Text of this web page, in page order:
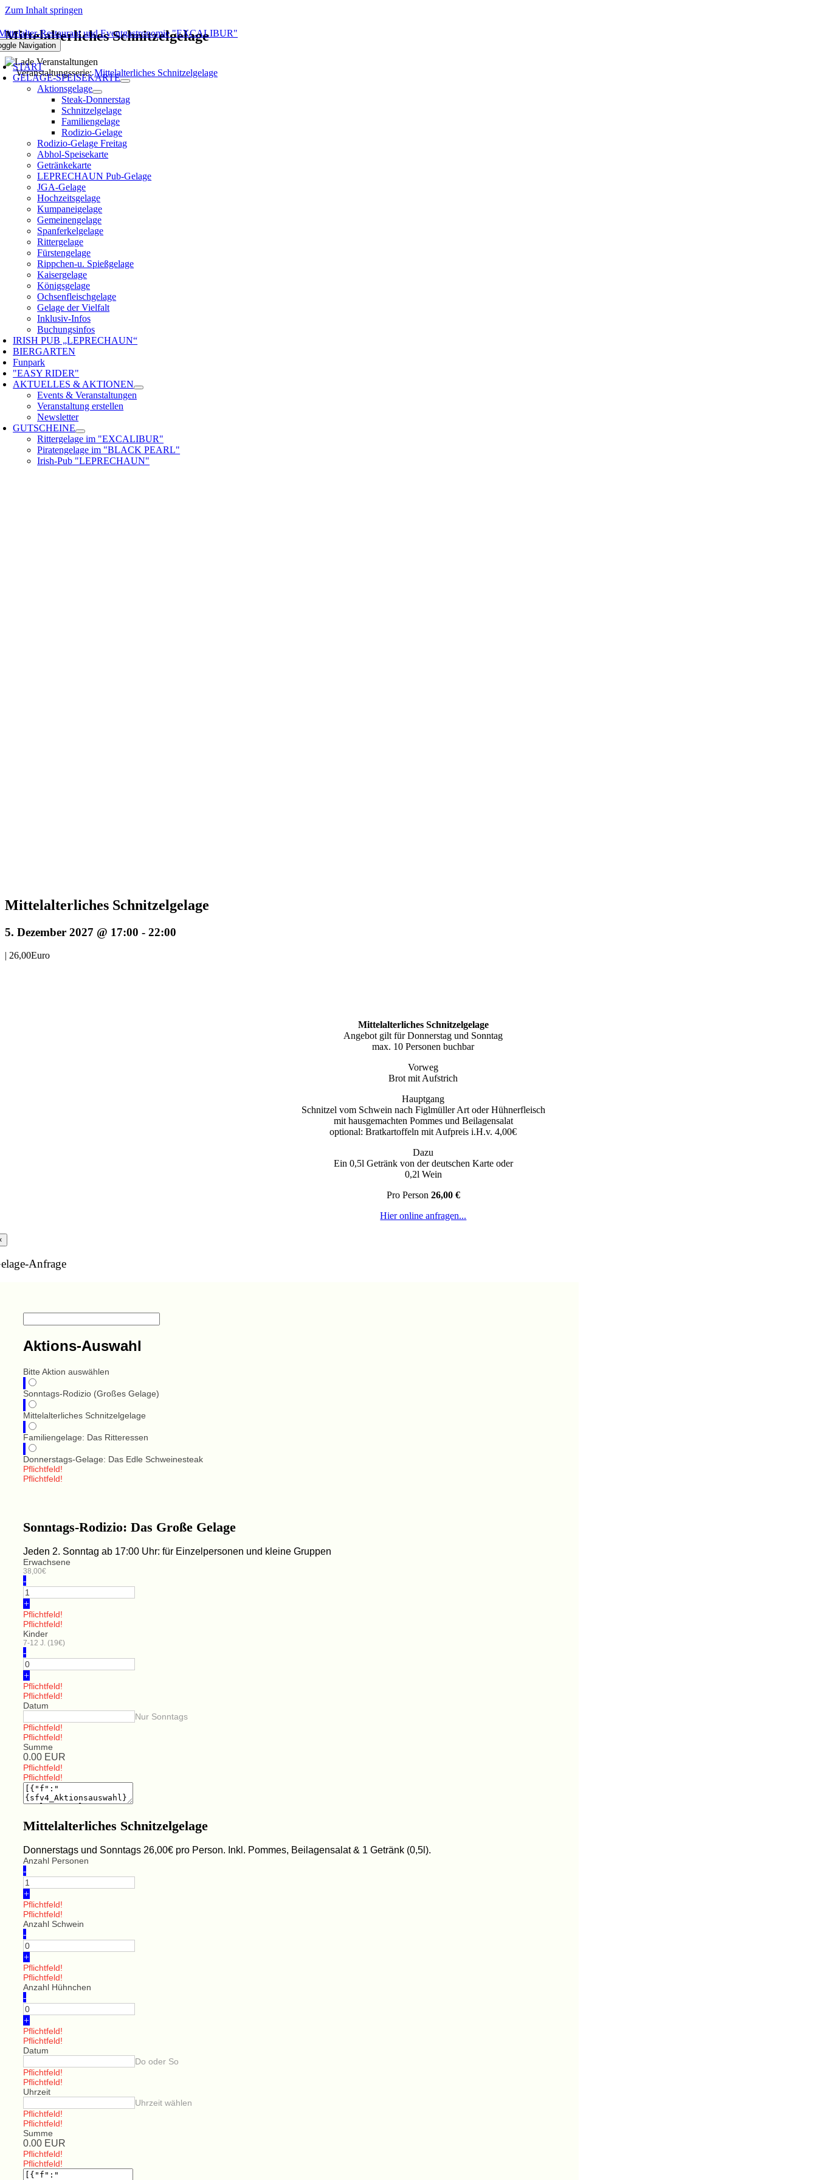
Zum Inhalt springen
Navigation
START
GELAGE-SPEISEKARTE
Aktionsgelage
Steak-Donnerstag
Schnitzelgelage
Familiengelage
Rodizio-Gelage
Rodizio-Gelage Freitag
Abhol-Speisekarte
Getränkekarte
LEPRECHAUN Pub-Gelage
JGA-Gelage
Hochzeitsgelage
Kumpaneigelage
Gemeinengelage
Spanferkelgelage
Rittergelage
Fürstengelage
Rippchen-u. Spießgelage
Kaisergelage
Königsgelage
Ochsenfleischgelage
Gelage der Vielfalt
Inklusiv-Infos
Buchungsinfos
IRISH PUB „LEPRECHAUN“
BIERGARTEN
Funpark
"EASY RIDER"
AKTUELLES & AKTIONEN
Events & Veranstaltungen
Veranstaltung erstellen
Newsletter
GUTSCHEINE
Rittergelage im "EXCALIBUR"
Piratengelage im "BLACK PEARL"
Irish-Pub "LEPRECHAUN"
Mittelalterliches Schnitzelgelage
Veranstaltungsserie:Mittelalterliches Schnitzelgelage
Mittelalterliches Schnitzelgelage
5. Dezember 2027 @ 17:00 - 22:00
| 26,00Euro
Mittelalterliches Schnitzelgelage
Angebot gilt für Donnerstag und Sonntag
max. 10 Personen buchbar
Vorweg
Brot mit Aufstrich
Hauptgang
Schnitzel vom Schwein nach Figlmüller Art oder Hühnerfleisch
mit hausgemachten Pommes und Beilagensalat
optional: Bratkartoffeln mit Aufpreis i.H.v. 4,00€
Dazu
Ein 0,5l Getränk von der deutschen Karte oder
0,2l Wein
Pro Person 26,00 €
Hier online anfragen...
Anfrage
Aktions-Auswahl
Bitte Aktion auswählen
Sonntags-Rodizio (Großes Gelage)
Mittelalterliches Schnitzelgelage
Familiengelage: Das Ritteressen
Donnerstags-Gelage: Das Edle Schweinesteak
Pflichtfeld!
Pflichtfeld!
Sonntags-Rodizio: Das Große Gelage
Jeden 2. Sonntag ab 17:00 Uhr: für Einzelpersonen und kleine Gruppen
Erwachsene
38,00€
-
+
Pflichtfeld!
Pflichtfeld!
Kinder
7-12 J. (19€)
-
+
Pflichtfeld!
Pflichtfeld!
Datum
Nur Sonntags
Pflichtfeld!
Pflichtfeld!
Summe
0.00 EUR
Pflichtfeld!
Pflichtfeld!
Mittelalterliches Schnitzelgelage
Donnerstags und Sonntags 26,00€ pro Person. Inkl. Pommes, Beilagensalat & 1 Getränk (0,5l).
Anzahl Personen
-
+
Pflichtfeld!
Pflichtfeld!
Anzahl Schwein
-
+
Pflichtfeld!
Pflichtfeld!
Anzahl Hühnchen
-
+
Pflichtfeld!
Pflichtfeld!
Datum
Do oder So
Pflichtfeld!
Pflichtfeld!
Uhrzeit
Uhrzeit wählen
Pflichtfeld!
Pflichtfeld!
Summe
0.00 EUR
Pflichtfeld!
Pflichtfeld!